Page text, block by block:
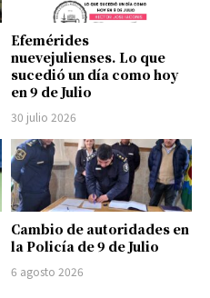
Efemérides
nuevejulienses. Lo que
sucedió un día como hoy
en 9 de Julio
30 julio 2026
Cambio de autoridades en
la Policía de 9 de Julio
6 agosto 2026